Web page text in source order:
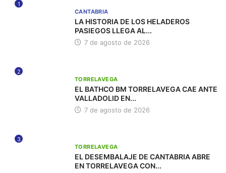
1
CANTABRIA
LA HISTORIA DE LOS HELADEROS
PASIEGOS LLEGA AL...
7 de agosto de 2026
2
TORRELAVEGA
EL BATHCO BM TORRELAVEGA CAE ANTE
VALLADOLID EN...
7 de agosto de 2026
3
TORRELAVEGA
EL DESEMBALAJE DE CANTABRIA ABRE
EN TORRELAVEGA CON...